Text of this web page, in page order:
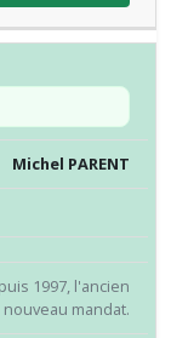
Michel PARENT
1997, l'ancien
mandat.